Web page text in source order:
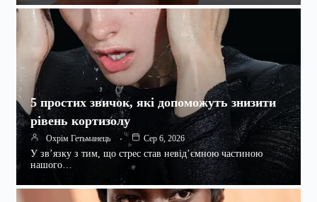
5 простих звичок, які допоможуть знизити
рівень кортизолу
Охрім Гетьманець Сер 6, 2026
У зв’язку з тим, що стрес став невід’ємною частиною
нашого…